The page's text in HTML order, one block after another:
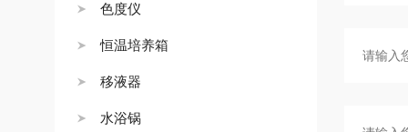
色度仪
恒温培养箱
移液器
水浴锅